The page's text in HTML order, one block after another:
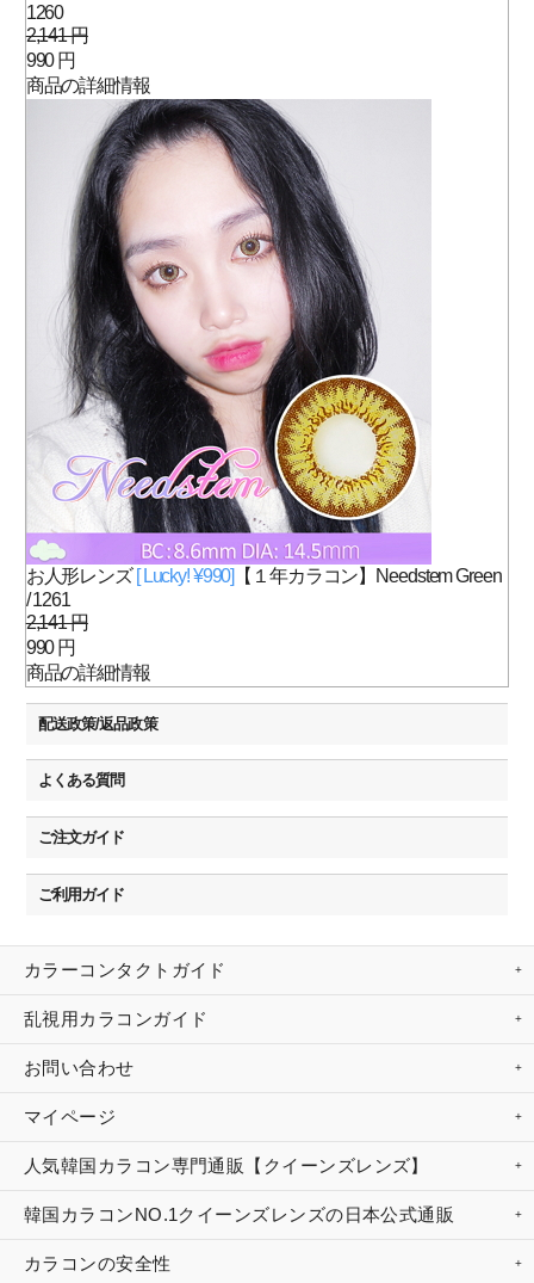
1260
2,141 円
990 円
商品の詳細情報
お人形レンズ [ Lucky! ¥990] 【１年カラコン】Needstem Green
/ 1261
2,141 円
990 円
商品の詳細情報
配送政策/返品政策
よくある質問
ご注文ガイド
ご利用ガイド
カラーコンタクトガイド
乱視用カラコンガイド
お問い合わせ
マイページ
人気韓国カラコン専門通販【クイーンズレンズ】
韓国カラコンNO.1クイーンズレンズの日本公式通販
カラコンの安全性